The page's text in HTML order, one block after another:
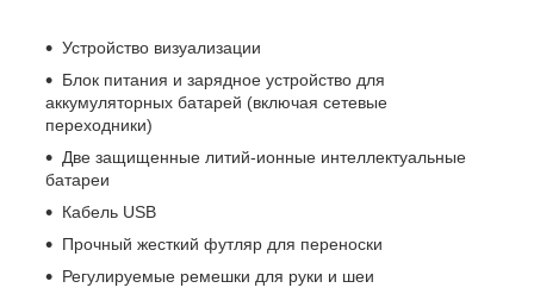
Устройство визуализации
Блок питания и зарядное устройство для
аккумуляторных батарей (включая сетевые
переходники)
Две защищенные литий-ионные интеллектуальные
батареи
Кабель USB
Прочный жесткий футляр для переноски
Регулируемые ремешки для руки и шеи